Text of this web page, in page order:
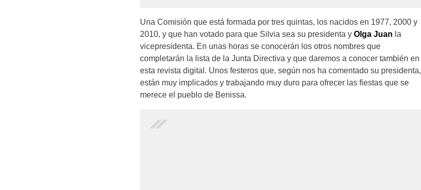
Una Comisión que está formada por tres quintas, los nacidos en 1977, 2000 y
2010, y que han votado para que Silvia sea su presidenta y Olga Juan la
vicepresidenta. En unas horas se conocerán los otros nombres que
completarán la lista de la Junta Directiva y que daremos a conocer también en
esta revista digital. Unos festeros que, según nos ha comentado su presidenta,
están muy implicados y trabajando muy duro para ofrecer las fiestas que se
merece el pueblo de Benissa.